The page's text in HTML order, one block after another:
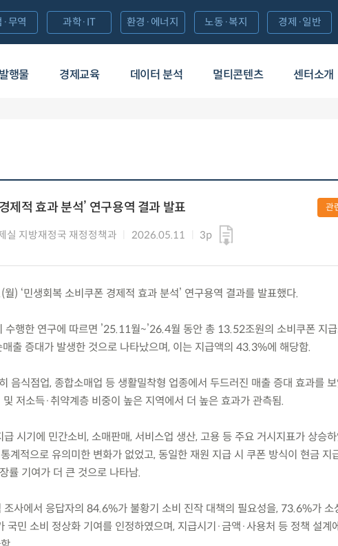
발행물 경제교육 데이터 분석 멀티콘텐츠 센터소개
·무역 과학·IT 환경·에너지 노동·복지 경제·일반
제적 효과 분석’ 연구용역 결과 발표
실 지방재정국 재정정책과 2026.05.11 3p
관
) ‘민생회복 소비쿠폰 경제적 효과 분석’ 연구용역 결과를 발표했다.
수행한 연구에 따르면 ’25.11월~’26.4월 동안 총 13.52조원의 소비쿠폰 지
출 증대가 발생한 것으로 나타났으며, 이는 지급액의 43.3%에 해당함.
음식점업, 종합소매업 등 생활밀착형 업종에서 두드러진 매출 증대 효과를 보
저소득·취약계층 비중이 높은 지역에서 더 높은 효과가 관측됨.
시기에 민간소비, 소매판매, 서비스업 생산, 고용 등 주요 거시지표가 상승
계적으로 유의미한 변화가 없었고, 동일한 재원 지급 시 쿠폰 방식이 현금 지
률 기여가 더 큰 것으로 나타남.
사에서 응답자의 84.6%가 불황기 소비 진작 대책의 필요성을, 73.6%가 소
국민 소비 정상화 기여를 인정하였으며, 지급시기·금액·사용처 등 정책 설계